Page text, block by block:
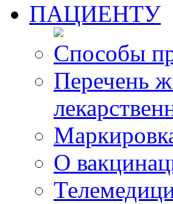
ПАЦИЕНТУ
Способы
Перечень
О